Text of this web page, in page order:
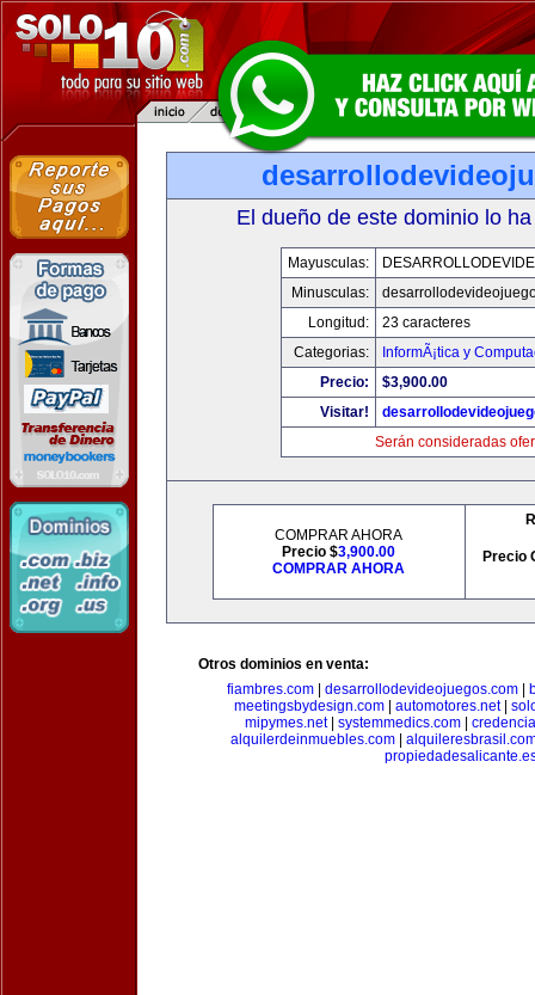
El dueño de este dominio lo
Mayusculas:
Minusculas:
Longitud:
23 caracteres
Categorias:
InformÃ¡tica y
Precio:
$3,900.00
Visitar!
Serán consideradas
COMPRAR AHORA
Precio $3,900.00
COMPRAR AHORA
Precio
Otros dominios en venta:
fiambres.com| desarrollodevideojuegos.com|
meetingsbydesign.com| automotores.net|
mipymes.net| systemmedics.com
alquilerdeinmuebles.com|